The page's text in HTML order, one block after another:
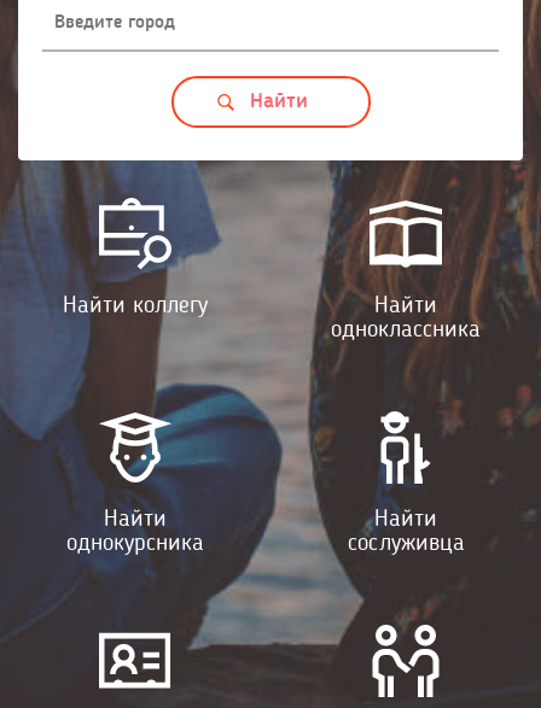
Найти коллегу
Найти
одноклассника
Найти
однокурсника
Найти
сослуживца